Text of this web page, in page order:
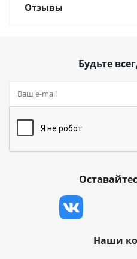
Отзывы
Будьте
Наши